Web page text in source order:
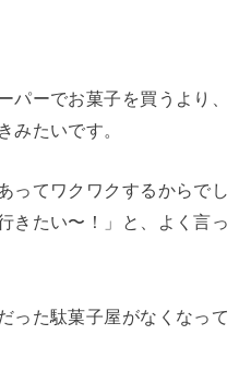
パーでお菓子を買うより、
みたいです。
ってワクワクするからでし
きたい〜！」と、よく言っ
った駄菓子屋がなくなって